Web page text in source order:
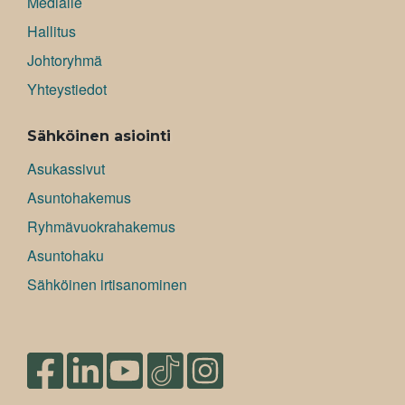
Hallitus
Johtoryhmä
Yhteystiedot
Sähköinen asiointi
Asukassivut
Asuntohakemus
Ryhmävuokrahakemus
Asuntohaku
Sähköinen irtisanominen